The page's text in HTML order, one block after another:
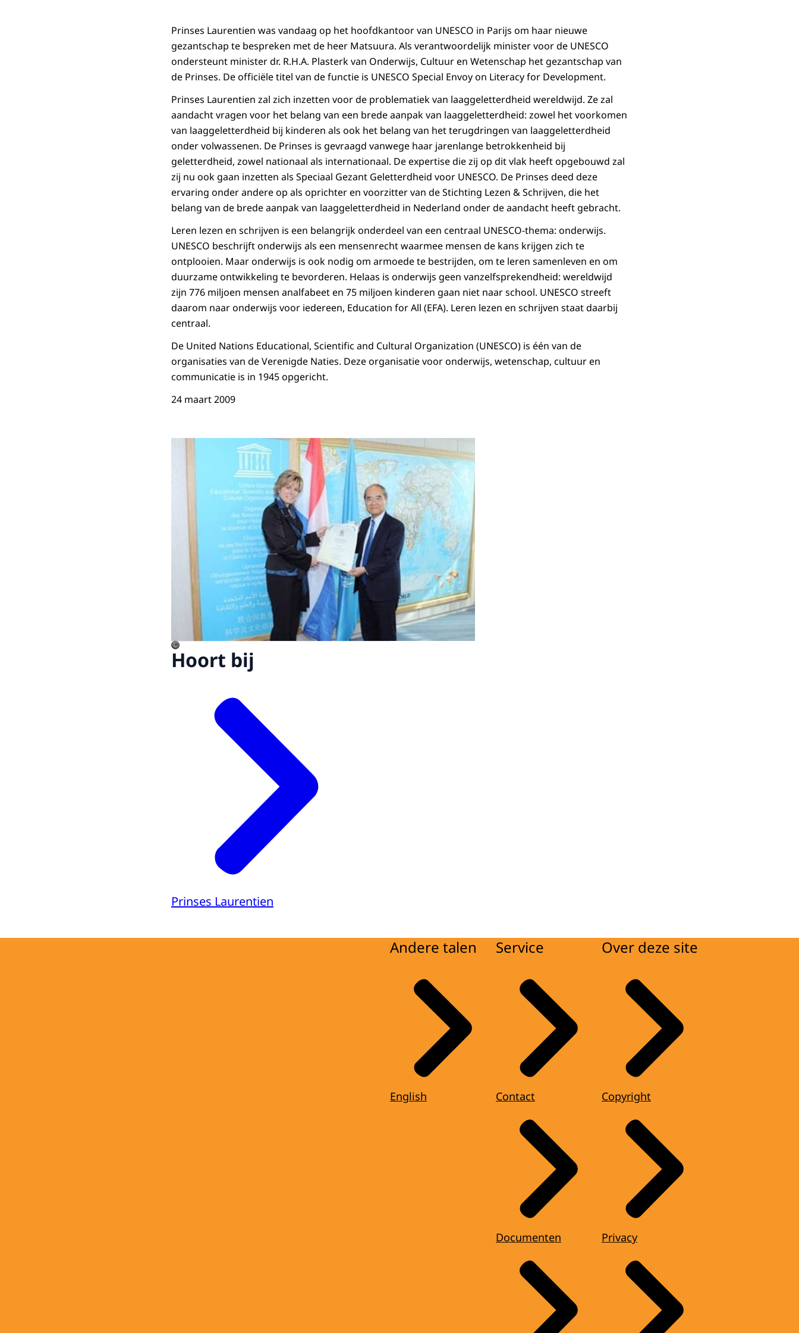
Prinses Laurentien was vandaag op het hoofdkantoor van UNESCO in Parijs om haar nieuwe
gezantschap te bespreken met de heer Matsuura. Als verantwoordelijk minister voor de UNESCO
ondersteunt minister dr. R.H.A. Plasterk van Onderwijs, Cultuur en Wetenschap het gezantschap van
de Prinses. De officiële titel van de functie is UNESCO Special Envoy on Literacy for Development.
Prinses Laurentien zal zich inzetten voor de problematiek van laaggeletterdheid wereldwijd. Ze zal
aandacht vragen voor het belang van een brede aanpak van laaggeletterdheid: zowel het voorkomen
van laaggeletterdheid bij kinderen als ook het belang van het terugdringen van laaggeletterdheid
onder volwassenen. De Prinses is gevraagd vanwege haar jarenlange betrokkenheid bij
geletterdheid, zowel nationaal als internationaal. De expertise die zij op dit vlak heeft opgebouwd zal
zij nu ook gaan inzetten als Speciaal Gezant Geletterdheid voor UNESCO. De Prinses deed deze
ervaring onder andere op als oprichter en voorzitter van de Stichting Lezen & Schrijven, die het
belang van de brede aanpak van laaggeletterdheid in Nederland onder de aandacht heeft gebracht.
Leren lezen en schrijven is een belangrijk onderdeel van een centraal UNESCO-thema: onderwijs.
UNESCO beschrijft onderwijs als een mensenrecht waarmee mensen de kans krijgen zich te
ontplooien. Maar onderwijs is ook nodig om armoede te bestrijden, om te leren samenleven en om
duurzame ontwikkeling te bevorderen. Helaas is onderwijs geen vanzelfsprekendheid: wereldwijd
zijn 776 miljoen mensen analfabeet en 75 miljoen kinderen gaan niet naar school. UNESCO streeft
daarom naar onderwijs voor iedereen, Education for All (EFA). Leren lezen en schrijven staat daarbij
centraal.
De United Nations Educational, Scientific and Cultural Organization (UNESCO) is één van de
organisaties van de Verenigde Naties. Deze organisatie voor onderwijs, wetenschap, cultuur en
communicatie is in 1945 opgericht.
24 maart 2009
©
Hoort bij
Prinses Laurentien
Andere talen
English
Service
Contact
Documenten
Over deze site
Copyright
Privacy